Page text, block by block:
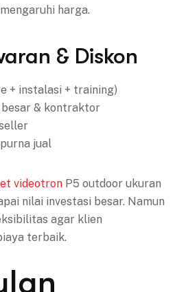
harga.
& Diskon
+ instalasi + training)
besar & kontraktor
jual
videotron P5 outdoor ukuran
nilai investasi besar. Namun
agar klien
terbaik.